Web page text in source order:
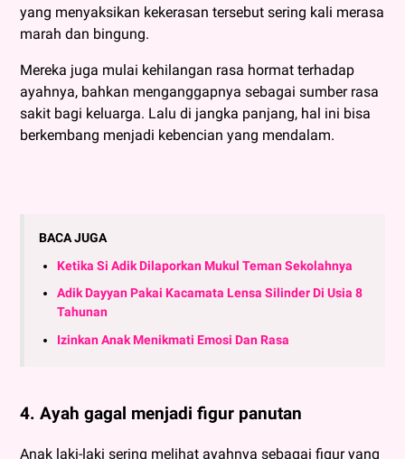
yang menyaksikan kekerasan tersebut sering kali merasa
marah dan bingung.
Mereka juga mulai kehilangan rasa hormat terhadap
ayahnya, bahkan menganggapnya sebagai sumber rasa
sakit bagi keluarga. Lalu di jangka panjang, hal ini bisa
berkembang menjadi kebencian yang mendalam.
BACA JUGA
Ketika Si Adik Dilaporkan Mukul Teman Sekolahnya
Adik Dayyan Pakai Kacamata Lensa Silinder Di Usia 8
Tahunan
Izinkan Anak Menikmati Emosi Dan Rasa
4. Ayah gagal menjadi figur panutan
Anak laki-laki sering melihat ayahnya sebagai figur yang